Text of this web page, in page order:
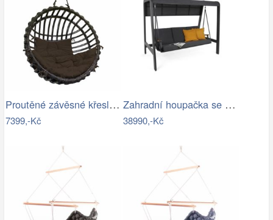
Proutěné závěsné křeslo Elis, hnědý rám…
7399,-Kč
Zahradní houpačka se stříškou GH434015
38990,-Kč